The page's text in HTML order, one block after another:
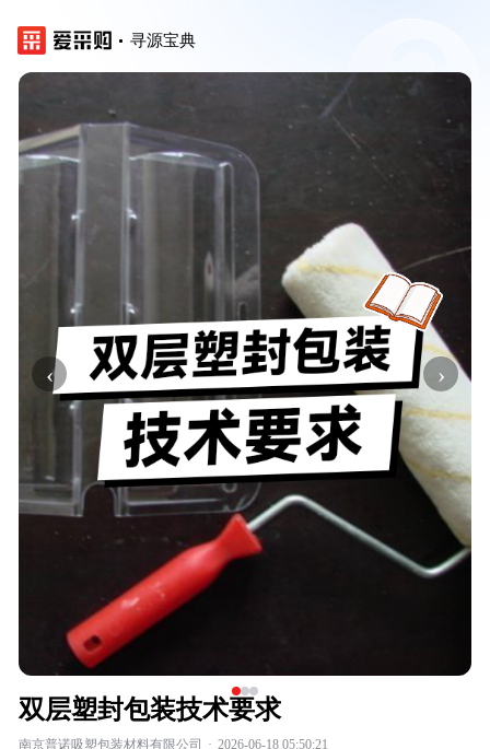
寻源宝典
‹ ›
双层塑封包装技术要求
南京普诺吸塑包装材料有限公司 · 2026-06-18 05:50:21